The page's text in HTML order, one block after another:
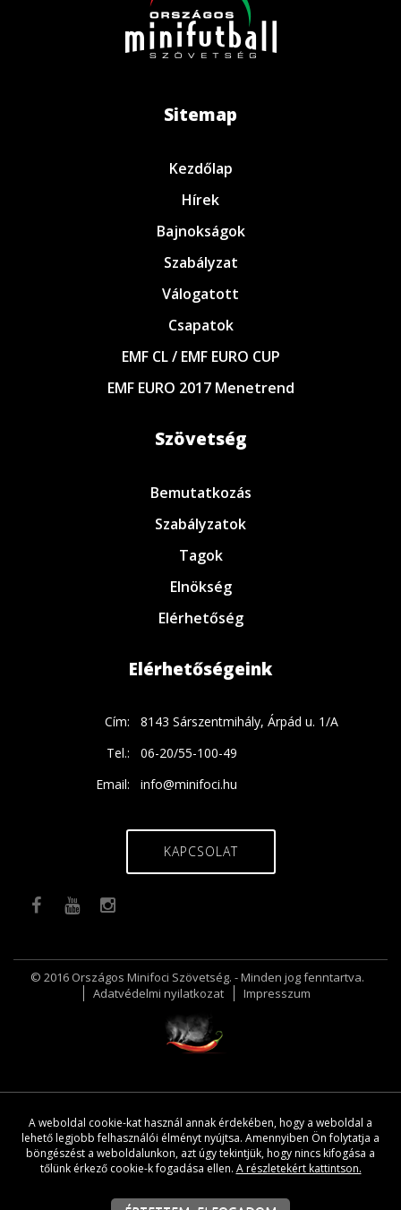
Sitemap
Kezdőlap
Hírek
Bajnokságok
Szabályzat
Válogatott
Csapatok
EMF CL / EMF EURO CUP
EMF EURO 2017 Menetrend
Szövetség
Bemutatkozás
Szabályzatok
Tagok
Elnökség
Elérhetőség
Elérhetőségeink
Cím:
8143 Sárszentmihály, Árpád u. 1/A
Tel.:
06-20/55-100-49
Email:
info@minifoci.hu
KAPCSOLAT
© 2016 Országos Minifoci Szövetség. - Minden jog fenntartva.
Adatvédelmi nyilatkozat
Impresszum
A weboldal cookie-kat használ annak érdekében, hogy a weboldal a
lehető legjobb felhasználói élményt nyújtsa. Amennyiben Ön folytatja a
böngészést a weboldalunkon, azt úgy tekintjük, hogy nincs kifogása a
tőlünk érkező cookie-k fogadása ellen. A részletekért kattintson.